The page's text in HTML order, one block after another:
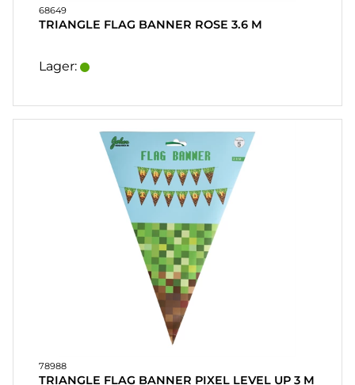
68649
TRIANGLE FLAG BANNER ROSE 3.6 M
Lager:
78988
TRIANGLE FLAG BANNER PIXEL LEVEL UP 3 M